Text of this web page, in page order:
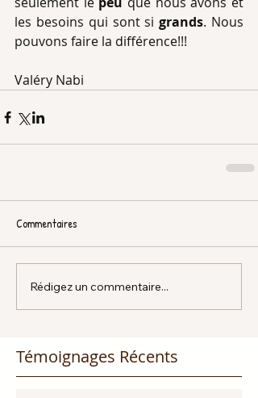
les besoins qui sont si grands. Nous
pouvons faire la différence!!!
Valéry Nabi
Commentaires
Rédigez un commentaire...
Témoignages Récents